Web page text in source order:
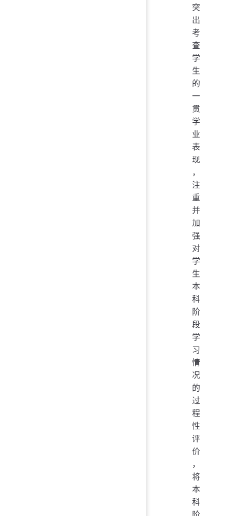
突
出
考
查
学
生
的
一
贯
学
业
表
现
，
注
重
并
加
强
对
学
生
本
科
阶
段
学
习
情
况
的
过
程
性
评
价
，
将
本
科